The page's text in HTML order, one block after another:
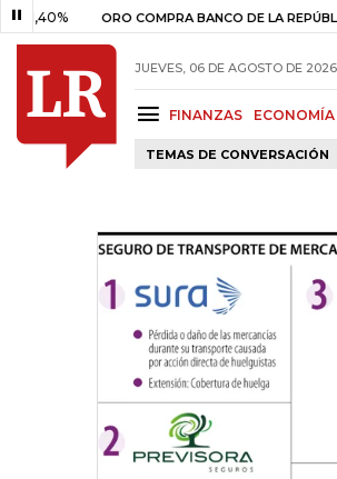
ORO COMPRA BANCO DE LA REPÚBLICA $
JUEVES, 06 DE AGOSTO DE 2026
FINANZAS ECONOMÍA
TEMAS DE CONVERSACIÓN